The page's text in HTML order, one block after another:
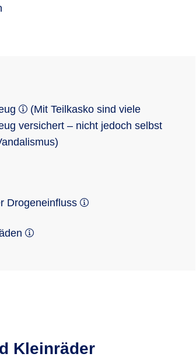
(Mit Teilkasko sind viele
versichert – nicht jedoch selbst
Drogeneinfluss
Kleinräder